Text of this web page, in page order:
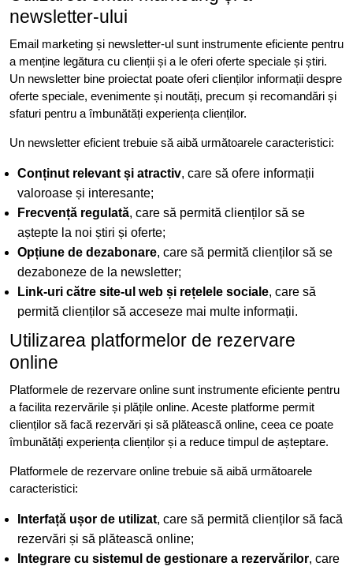
newsletter-ului
Email marketing și newsletter-ul sunt instrumente eficiente pentru
a menține legătura cu clienții și a le oferi oferte speciale și știri.
Un newsletter bine proiectat poate oferi clienților informații despre
oferte speciale, evenimente și noutăți, precum și recomandări și
sfaturi pentru a îmbunătăți experiența clienților.
Un newsletter eficient trebuie să aibă următoarele caracteristici:
Conținut relevant și atractiv, care să ofere informații
valoroase și interesante;
Frecvență regulată, care să permită clienților să se
aștepte la noi știri și oferte;
Opțiune de dezabonare, care să permită clienților să se
dezaboneze de la newsletter;
Link-uri către site-ul web și rețelele sociale, care să
permită clienților să acceseze mai multe informații.
Utilizarea platformelor de rezervare
online
Platformele de rezervare online sunt instrumente eficiente pentru
a facilita rezervările și plățile online. Aceste platforme permit
clienților să facă rezervări și să plătească online, ceea ce poate
îmbunătăți experiența clienților și a reduce timpul de așteptare.
Platformele de rezervare online trebuie să aibă următoarele
caracteristici:
Interfață ușor de utilizat, care să permită clienților să facă
rezervări și să plătească online;
Integrare cu sistemul de gestionare a rezervărilor, care